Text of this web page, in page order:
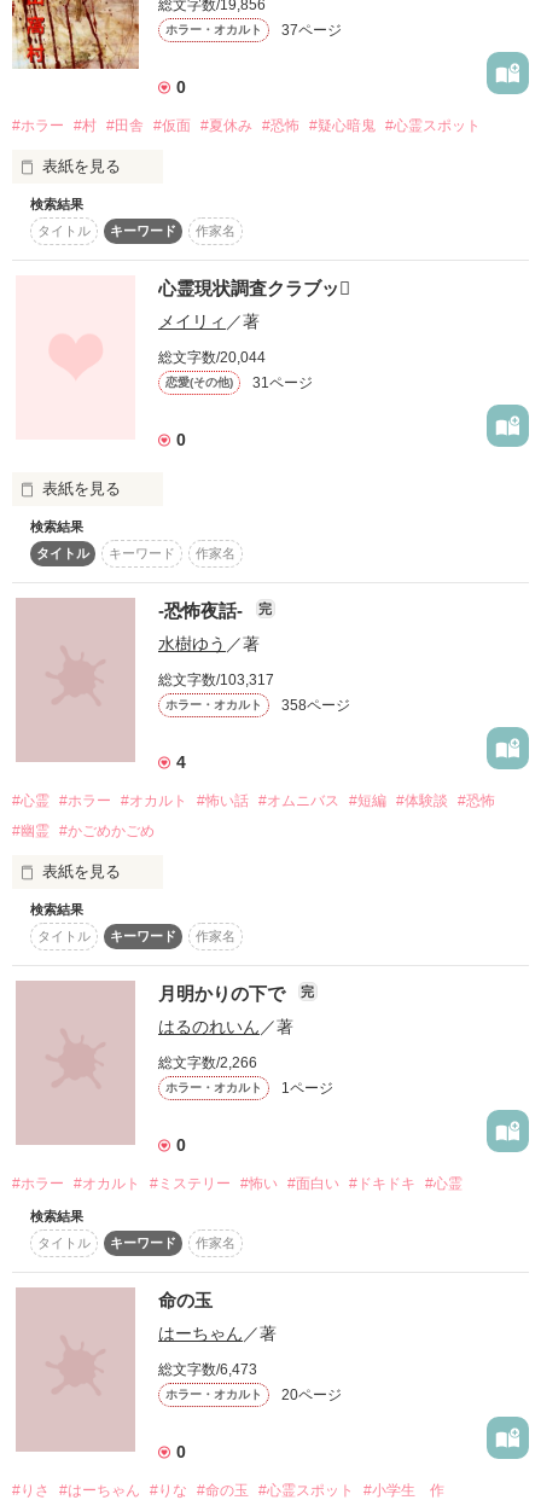
大人から子供まで老若男女問わず、海岸を歩き回る。
新聞の見出しはこうだった。
≪消えた町の人々！≫
この街ではなにかが起きている。
それしか、わからなかった…
作品を読む
総文字数/19,856
ホラー・オカルト 37ページ
0
#ホラー #村 #田舎 #仮面 #夏休み #恐怖 #疑心暗鬼 #心霊スポット
表紙を見る
ここはとてもいい村だ
自然豊かで空気が気持ちよく、ご飯もとても美味しい
外から来た私達を村全体で温かく歓迎してくれる
村人一人一人が優しくて、困った時は全員で手を貸してくれる
何一つ不自由を感じさせない村
幸せになれる村
だけど私はそんな幸せは望んでいない
検索結果
タイトル
キーワード 作家名
心霊現状調査クラブッ
メイリィ ／著
総文字数/20,044
恋愛(その他) 31ページ
0
表紙を見る
“あること”を除いては、普通の女の子　 千野 李衣香(せんの り
いか）。
素敵な恋をして、素敵な部活に入って…… 理想は、高く果てし
そんなある日、友達から聞いたひとつのウワサ……
『心霊現状調査クラブ』　通称　『心霊部』。
だが、しかし、突然「キミを、我が心霊部に招待しよう!!」と
はたして李衣香の理想の青春やいかにッ!!!
個性豊かな心霊部と周りの人達が繰り広げるどたばた　ホラ
ー　学園ラブコメディー★☆
【心霊現状調査クラブッ】
初めて書いた(現在進行形ですが……）  一生懸命書きますの
で、どうぞよろしくお願いします(o・v・o)
作品を読む
検索結果
タイトル
キーワード 作家名
-恐怖夜話- 完
水樹ゆう ／著
総文字数/103,317
ホラー・オカルト 358ページ
4
#心霊 #ホラー #オカルト #怖い話 #オムニバス #短編 #体験談
#恐怖
#幽霊 #かごめかごめ
表紙を見る
・
日常の陰に潜み、
じわりじわりと侵食する恐怖。
覗いてみませんか？
◆一話完結形式
◆オムニバス・ホラー
検索結果
タイトル
キーワード 作家名
月明かりの下で 完
はるのれいん ／著
総文字数/2,266
ホラー・オカルト 1ページ
0
#ホラー #オカルト #ミステリー #怖い #面白い #ドキドキ #心霊
検索結果
タイトル
キーワード 作家名
命の玉
はーちゃん ／著
総文字数/6,473
ホラー・オカルト 20ページ
0
#りさ #はーちゃん #りな #命の玉 #心霊スポット #小学生 作